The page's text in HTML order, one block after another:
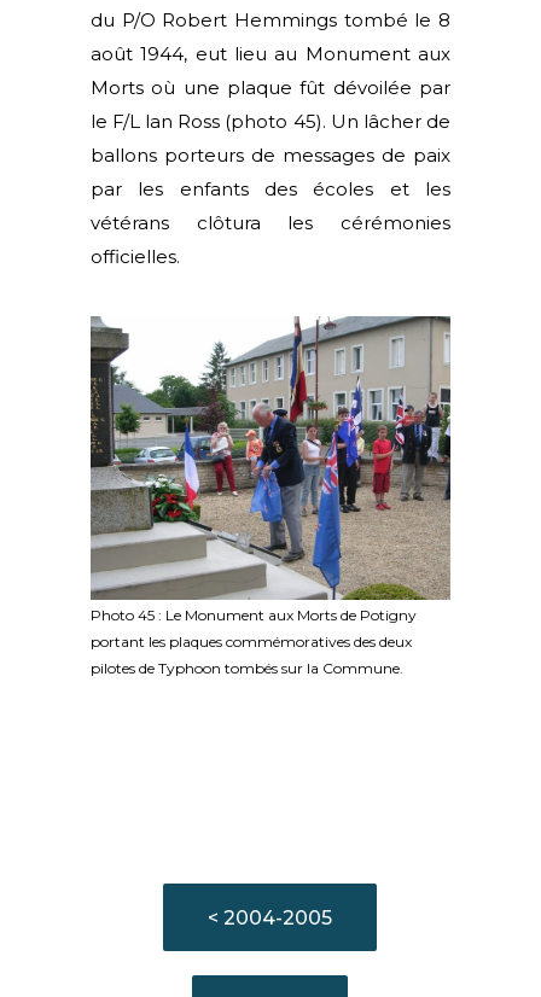
du P/O Robert Hemmings tombé le 8
août 1944, eut lieu au Monument aux
Morts où une plaque fût dévoilée par
le F/L lan Ross (photo 45). Un lâcher de
ballons porteurs de messages de paix
par les enfants des écoles et les
vétérans clôtura les cérémonies
officielles.
Photo 45 : Le Monument aux Morts de Potigny
portant les plaques commémoratives des deux
pilotes de Typhoon tombés sur la Commune.
< 2004-2005